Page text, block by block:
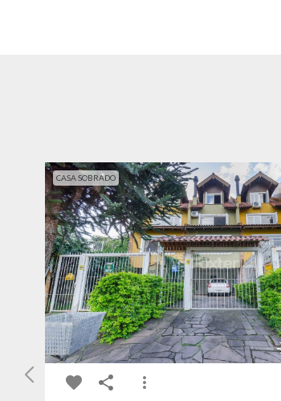
CASA SOBRADO